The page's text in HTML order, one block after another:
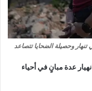
وحصيلة الضحايا تتصاعد
عدة مبانٍ في أحياء